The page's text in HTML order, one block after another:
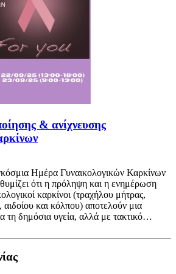
& ανίχνευσης
Ημέρα Γυναικολογικών Καρκίνων
ότι η πρόληψη και η ενημέρωση
καρκίνοι (τραχήλου μήτρας,
και κόλπου) αποτελούν μια
τη δημόσια υγεία, αλλά με τακτικό…